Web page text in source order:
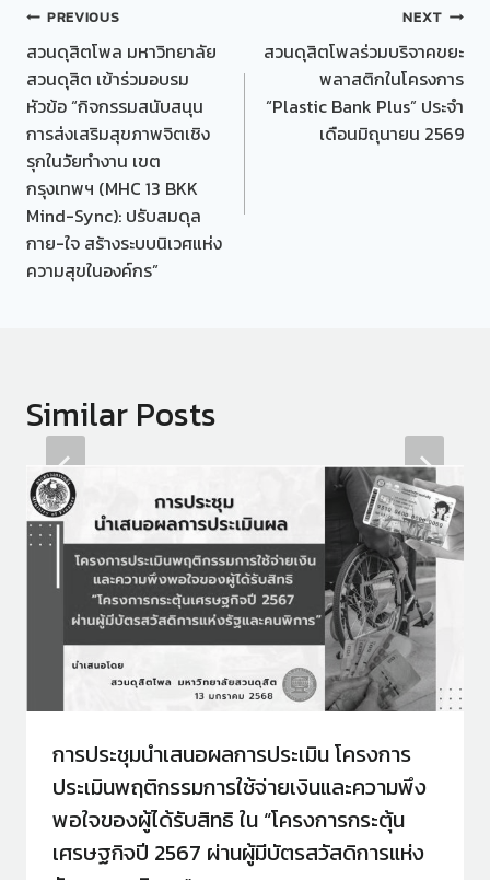
Post
navigation
PREVIOUS
สวนดุสิตโพล มหาวิทยาลัย
สวนดุสิต เข้าร่วมอบรม
หัวข้อ “กิจกรรมสนับสนุน
การส่งเสริมสุขภาพจิตเชิง
รุกในวัยทำงาน เขต
กรุงเทพฯ (MHC 13 BKK
Mind-Sync): ปรับสมดุล
กาย-ใจ สร้างระบบนิเวศแห่ง
ความสุขในองค์กร”
NEXT
สวนดุสิตโพลร่วมบริจาคขยะ
พลาสติกในโครงการ
“Plastic Bank Plus” ประจำ
เดือนมิถุนายน 2569
Similar Posts
การประชุมนำเสนอผลการประเมิน โครงการ
ประเมินพฤติกรรมการใช้จ่ายเงินและความพึง
พอใจของผู้ได้รับสิทธิ ใน “โครงการกระตุ้น
เศรษฐกิจปี 2567 ผ่านผู้มีบัตรสวัสดิการแห่ง